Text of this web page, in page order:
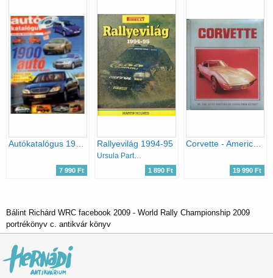
7 990 Ft
Rallyevilág 1994-95
Ursula Partridge (szerk.)
1 890 Ft
Corvette - America's Dream Machine
19 990 Ft
Bálint Richárd WRC facebook 2009 - World Rally Championship 2009
portrékönyv c. antikvár könyv